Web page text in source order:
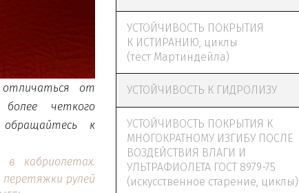
от
четкого
к
в кабриолетах.
рулей
УСТОЙЧИВОСТЬ ПОКРЫТИЯ
К ИСТИРАНИЮ, циклы
(тест Мартиндейла)
УСТОЙЧИВОСТЬ К ГИДРОЛИЗУ
УСТОЙЧИВОСТЬ ПОКРЫТИЯ К
МНОГОКРАТНОМУ ИЗГИБУ ПОСЛЕ
ВОЗДЕЙСТВИЯ ВЛАГИ И
УЛЬТРАФИОЛЕТА ГОСТ 8979-75
(искусственное старение, циклы)